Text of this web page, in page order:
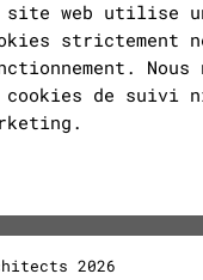
2026
site web utilise
strictement
cookies de suivi